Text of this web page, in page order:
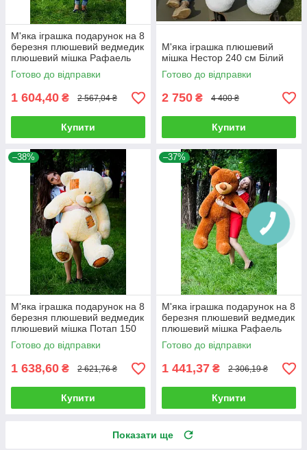
М'яка іграшка подарунок на 8
березня плюшевий ведмедик
плюшевий мішка Рафаель
160 см Рожевий
Готово до відправки
1 604,40 ₴ 2 567,04 ₴
Купити
М'яка іграшка плюшевий
мішка Нестор 240 см Білий
Готово до відправки
2 750 ₴ 4 400 ₴
Купити
–38%
М'яка іграшка подарунок на 8
березня плюшевий ведмедик
плюшевий мішка Потап 150
см Кремовий
Готово до відправки
1 638,60 ₴ 2 621,76 ₴
Купити
–37%
М'яка іграшка подарунок на 8
березня плюшевий ведмедик
плюшевий мішка Рафаель
140 см Коричневий
Готово до відправки
1 441,37 ₴ 2 306,19 ₴
Купити
Показати ще